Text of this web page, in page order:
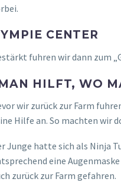
CENTER
fuhren wir dann zum
HILFT, WO
wir zurück zur Farm
Hilfe an. So machten wir
Junge hatte sich als Ninja
eine
zurück zur Farm gefahren.